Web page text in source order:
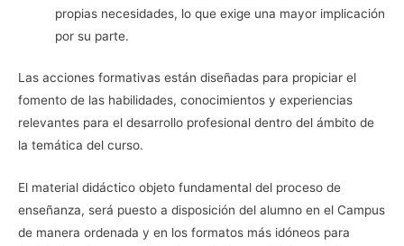
propias necesidades, lo que exige una mayor implicación
por su parte.
Las acciones formativas están diseñadas para propiciar el
fomento de las habilidades, conocimientos y experiencias
relevantes para el desarrollo profesional dentro del ámbito de
la temática del curso.
El material didáctico objeto fundamental del proceso de
enseñanza, será puesto a disposición del alumno en el Campus
de manera ordenada y en los formatos más idóneos para